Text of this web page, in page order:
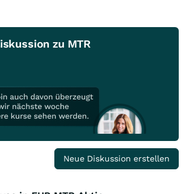
zu MTR
Neue Diskussion erstellen